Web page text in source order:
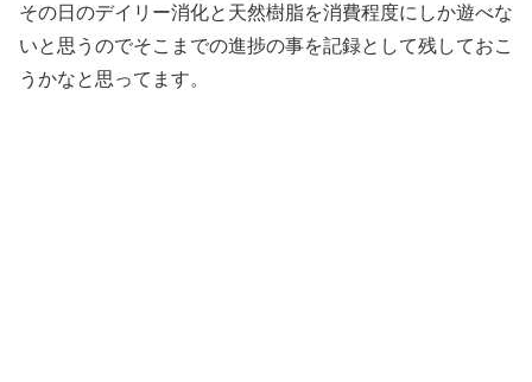
その日のデイリー消化と天然樹脂を消費程度にしか遊べな
いと思うのでそこまでの進捗の事を記録として残しておこ
うかなと思ってます。